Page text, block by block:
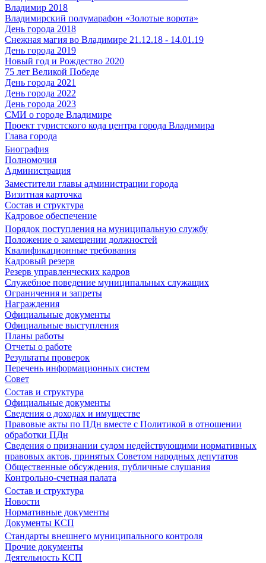
Владимир 2018
Владимирский полумарафон «Золотые ворота»
День города 2018
Снежная магия во Владимире 21.12.18 - 14.01.19
День города 2019
Новый год и Рождество 2020
75 лет Великой Победе
День города 2021
День города 2022
День города 2023
СМИ о городе Владимире
Проект туристского кода центра города Владимира
Глава города
Биография
Полномочия
Администрация
Заместители главы администрации города
Визитная карточка
Состав и структура
Кадровое обеспечение
Порядок поступления на муниципальную службу
Положение о замещении должностей
Квалификационные требования
Кадровый резерв
Резерв управленческих кадров
Служебное поведение муниципальных служащих
Ограничения и запреты
Награждения
Официальные документы
Официальные выступления
Планы работы
Отчеты о работе
Результаты проверок
Перечень информационных систем
Совет
Состав и структура
Официальные документы
Сведения о доходах и имуществе
Правовые акты по ПДн вместе с Политикой в отношении
обработки ПДн
Сведения о признании судом недействующими нормативных
правовых актов, принятых Советом народных депутатов
Общественные обсуждения, публичные слушания
Контрольно-счетная палата
Состав и структура
Новости
Нормативные документы
Документы КСП
Стандарты внешнего муниципального контроля
Прочие документы
Деятельность КСП